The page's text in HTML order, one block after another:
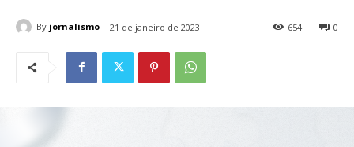
By jornalismo 21 de janeiro de 2023 0
654